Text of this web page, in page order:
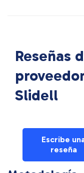
Reseñas
Slidell
Escribe
reseña